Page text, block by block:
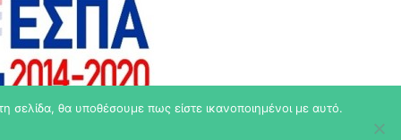
σελίδα, θα υποθέσουμε πως είστε ικανοποιημένοι με αυτό.